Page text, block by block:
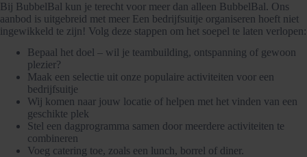
Bij BubbelBal kun je terecht voor meer dan alleen BubbelBal. Ons
aanbod is uitgebreid met meer Een bedrijfsuitje organiseren hoeft niet
ingewikkeld te zijn! Volg deze stappen om het soepel te laten verlopen:
Bepaal het doel – wil je teambuilding, ontspanning of gewoon
plezier?
Maak een selectie uit onze populaire activiteiten voor een
bedrijfsuitje
Wij komen naar jouw locatie of helpen met het vinden van een
geschikte plek
Stel een dagprogramma samen door meerdere activiteiten te
combineren
Voeg catering toe, zoals een lunch, borrel of diner.